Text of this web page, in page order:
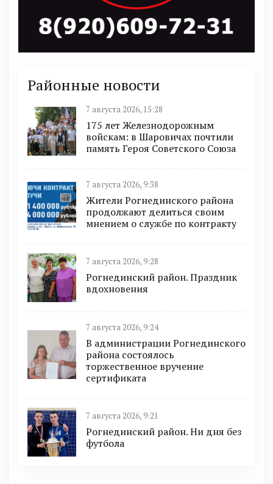
Районные новости
7 августа 2026, 15:28
175 лет Железнодорожным
войскам: в Шаровичах почтили
память Героя Советского Союза
7 августа 2026, 9:38
Жители Рогнединского района
продолжают делиться своим
мнением о службе по контракту
7 августа 2026, 9:28
Рогнединский район. Праздник
вдохновения
7 августа 2026, 9:24
В администрации Рогнединского
района состоялось
торжественное вручение
сертификата
7 августа 2026, 9:21
Рогнединский район. Ни дня без
футбола